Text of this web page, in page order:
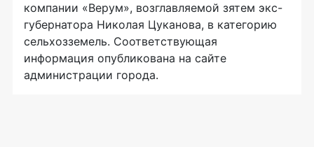
компании «Верум», возглавляемой зятем экс-
губернатора Николая Цуканова, в категорию
сельхозземель. Соответствующая
информация опубликована на сайте
администрации города.